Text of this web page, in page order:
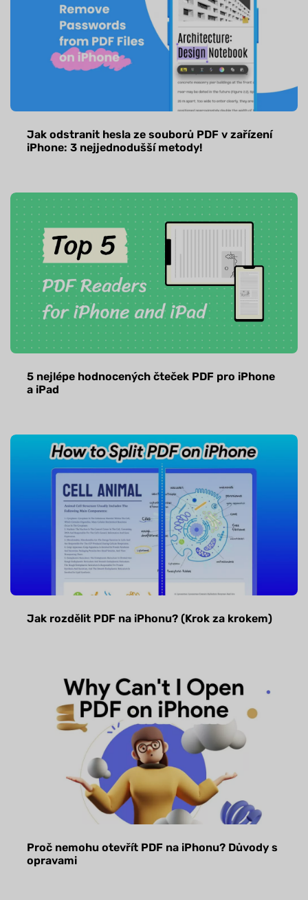
Jak odstranit hesla ze souborů PDF v zařízení
iPhone: 3 nejjednodušší metody!
5 nejlépe hodnocených čteček PDF pro iPhone
a iPad
Jak rozdělit PDF na iPhonu? (Krok za krokem)
Proč nemohu otevřít PDF na iPhonu? Důvody s
opravami